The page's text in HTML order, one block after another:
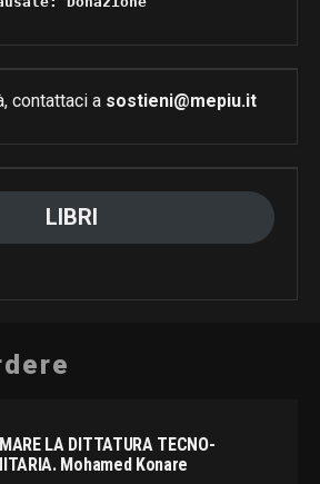
contattaci a sostieni@mepiu.it
LIBRI
LA DITTATURA TECNO-
Mohamed Konare